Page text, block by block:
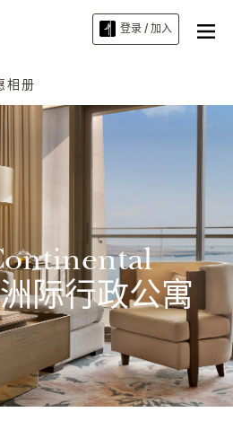
登录 / 加入
相册
际行政公寓